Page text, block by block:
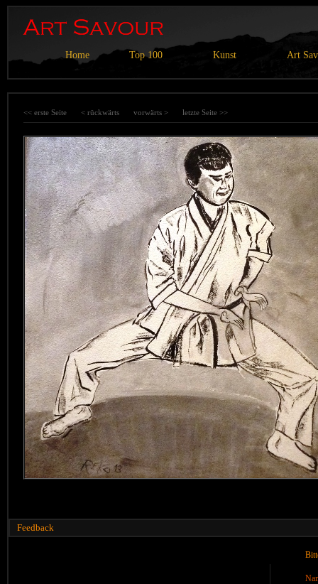
Home Top 100 Kunst Art
<< erste Seite < rückwärts vorwärts > letzte Seite >>
Feedback